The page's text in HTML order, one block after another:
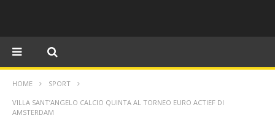
HOME SPORT
VILLA SANT’ANGELO CALCIO QUINTA AL TORNEO EURO ACTIEF DI
AMSTERDAM